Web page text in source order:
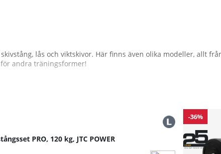
lås och viktskivor. Här finns även olika modeller, allt
andra träningsformer!
PRO, 120 kg, JTC POWER
-36%